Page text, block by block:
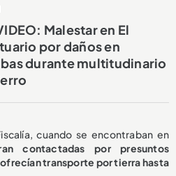
Malestar en El
por daños en
durante multitudinario
cuando se encontraban en
contactadas por presuntos
transporte por tierra hasta